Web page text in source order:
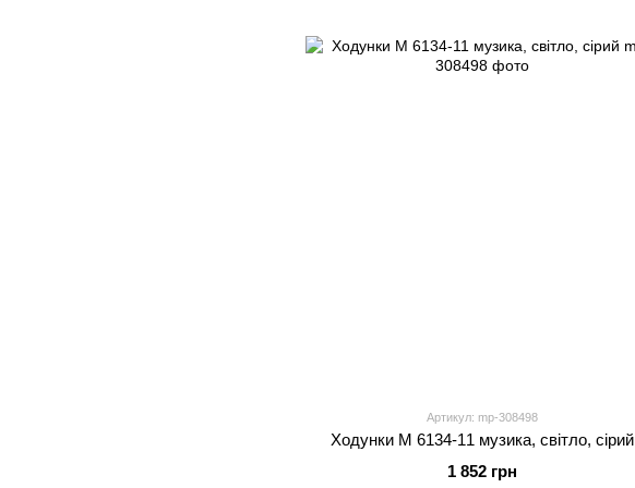
Артикул: mp-308498
Ходунки M 6134-11 музика, світло, сірий
1 852 грн